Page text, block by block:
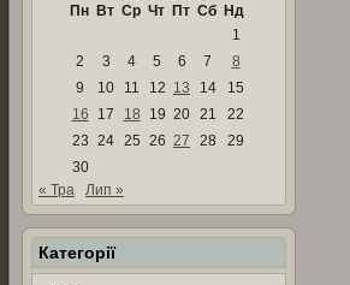
Пн
Вт Ср Чт Пт Сб
Нд
1
2
3 4 5 6 7
8
9
10 11 12 13 14
15
16
17 18 19 20 21
22
23 24 25 26 27 28
29
30
« Тра
Лип »
Категорії